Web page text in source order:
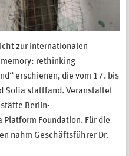
zur internationalen
memory: rethinking
erschienen, die vom 17. bis
Sofia stattfand. Veranstaltet
Berlin-
Foundation. Für die
nahm Geschäftsführer Dr.